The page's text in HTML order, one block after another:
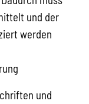
und der
werden
und